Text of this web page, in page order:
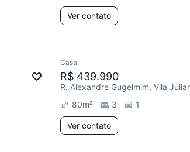
Ver contato
Chegou este mês
Casa
R$ 439.990
R. Alexandre Gugelmim, Vila
80m² 3 1
Ver contato